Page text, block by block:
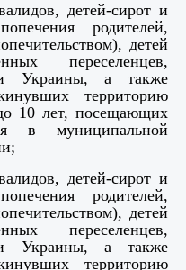
детей-сирот и
родителей,
детей
переселенцев,
Украины, а также
территорию
10 лет, посещающих
в муниципальной
детей-сирот и
родителей,
детей
переселенцев,
Украины, а также
территорию